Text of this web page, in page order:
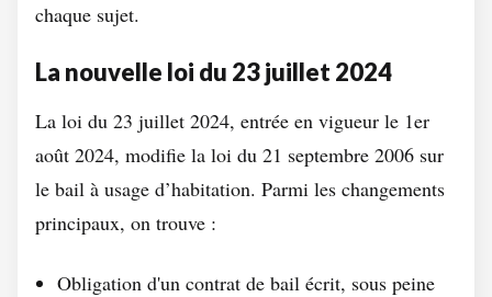
chaque sujet.
La nouvelle loi du 23 juillet 2024
La loi du 23 juillet 2024, entrée en vigueur le 1er
août 2024, modifie la loi du 21 septembre 2006 sur
le bail à usage d’habitation. Parmi les changements
principaux, on trouve :
Obligation d'un contrat de bail écrit, sous peine